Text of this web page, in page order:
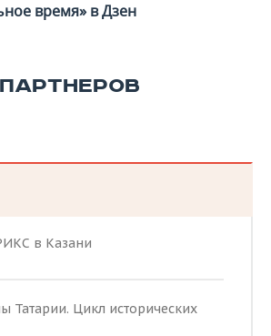
время» в Дзен
в Казани
Татарии. Цикл исторических